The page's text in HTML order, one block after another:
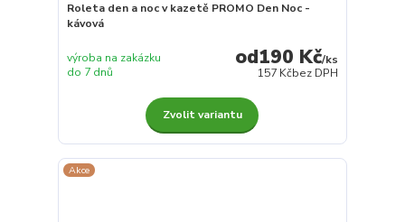
Roleta den a noc v kazetě PROMO Den Noc -
kávová
190 Kč/ks
157 Kčbez DPH
výroba na zakázku
do 7 dnů
Zvolit variantu
Akce